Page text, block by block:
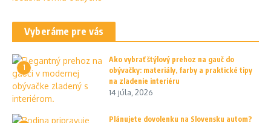
Vyberáme pre vás
1
Ako vybrať štýlový prehoz na gauč do
obývačky: materiály, farby a praktické tipy
na zladenie interiéru
14 júla, 2026
Plánujete dovolenku na Slovensku autom?